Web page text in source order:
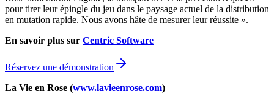
pour tirer leur épingle du jeu dans le paysage actuel de la distribution
en mutation rapide. Nous avons hâte de mesurer leur réussite ».
En savoir plus sur Centric Software
Réservez une démonstration
La Vie en Rose (www.lavieenrose.com)